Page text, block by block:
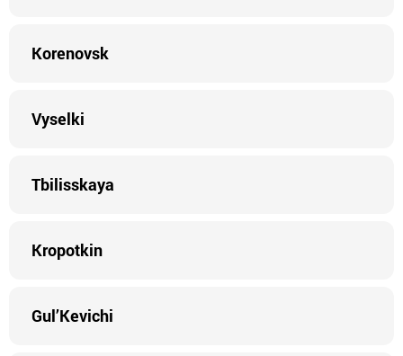
Korenovsk
Vyselki
Tbilisskaya
Kropotkin
Gul’Kevichi